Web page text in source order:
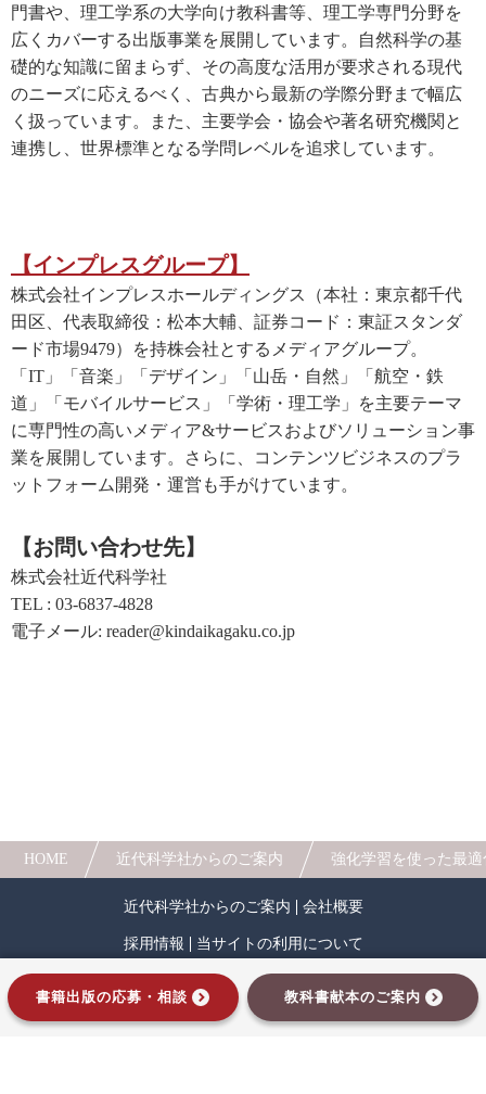
門書や、理工学系の大学向け教科書等、理工学専門分野を
広くカバーする出版事業を展開しています。自然科学の基
礎的な知識に留まらず、その高度な活用が要求される現代
のニーズに応えるべく、古典から最新の学際分野まで幅広
く扱っています。また、主要学会・協会や著名研究機関と
連携し、世界標準となる学問レベルを追求しています。
【インプレスグループ】
株式会社インプレスホールディングス（本社：東京都千代
田区、代表取締役：松本大輔、証券コード：東証スタンダ
ード市場9479）を持株会社とするメディアグループ。
「IT」「音楽」「デザイン」「山岳・自然」「航空・鉄
道」「モバイルサービス」「学術・理工学」を主要テーマ
に専門性の高いメディア&サービスおよびソリューション事
業を展開しています。さらに、コンテンツビジネスのプラ
ットフォーム開発・運営も手がけています。
【お問い合わせ先】
株式会社近代科学社
TEL : 03-6837-4828
電子メール: reader@kindaikagaku.co.jp
HOME 近代科学社からのご案内 強化学習を使った最
近代科学社からのご案内 会社概要
採用情報 当サイトの利用について
プライバシーポリシー
インプレスグループ
書籍出版の応募・相談 教科書献本のご案内